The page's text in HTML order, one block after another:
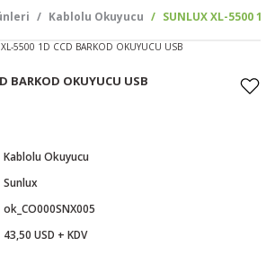
Kablolu Okuyucu SUNLUX XL-5500
BARKOD OKUYUCU USB
Kablolu Okuyucu
Sunlux
ok_CO000SNX005
43,50 USD + KDV